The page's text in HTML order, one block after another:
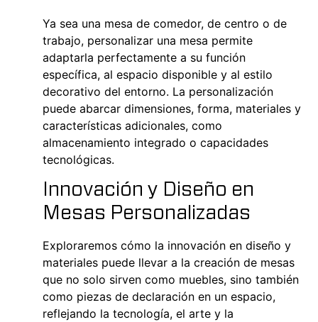
Ya sea una mesa de comedor, de centro o de
trabajo, personalizar una mesa permite
adaptarla perfectamente a su función
específica, al espacio disponible y al estilo
decorativo del entorno. La personalización
puede abarcar dimensiones, forma, materiales y
características adicionales, como
almacenamiento integrado o capacidades
tecnológicas.
Innovación y Diseño en
Mesas Personalizadas
Exploraremos cómo la innovación en diseño y
materiales puede llevar a la creación de mesas
que no solo sirven como muebles, sino también
como piezas de declaración en un espacio,
reflejando la tecnología, el arte y la